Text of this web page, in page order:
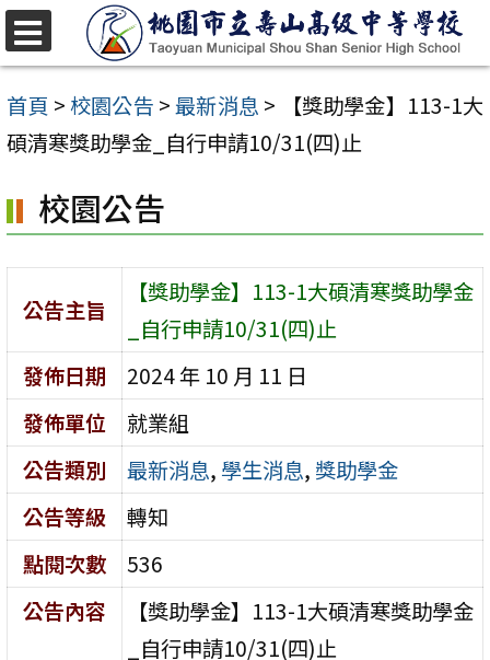
跳
至
主
要
容
區
首頁 >校園公告 >最新消息 >
【獎助學金】113-1大
碩清寒獎助學金_自行申請10/31(四)止
校園公告
公告主旨
【獎助學金】113-1大碩清寒獎助學金
_自行申請10/31(四)止
發佈日期
2024 年 10 月 11 日
發佈單位
就業組
公告類別
最新消息, 學生消息, 獎助學金
公告等級
轉知
點閱次數
536
公告內容
【獎助學金】113-1大碩清寒獎助學金
_自行申請10/31(四)止
選
單